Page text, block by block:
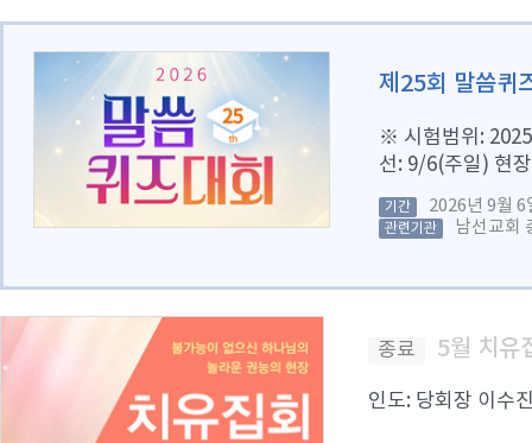
제25회 말씀퀴
※ 시험범위:
선: 9/6(주일) 현
기간 2026년 9월 6
관련기관 남선교회
종료 5월 치유
인도: 당회장 이수